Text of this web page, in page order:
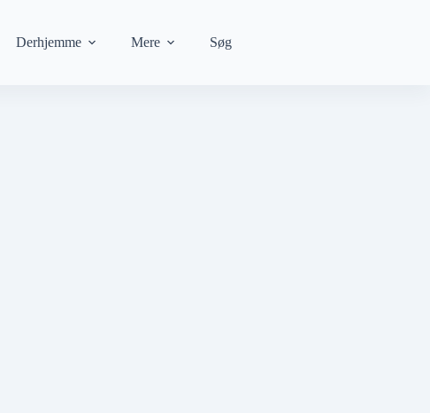
Derhjemme Mere Søg